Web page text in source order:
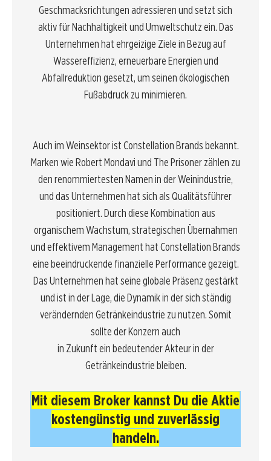
Geschmacksrichtungen adressieren und setzt sich
aktiv für Nachhaltigkeit und Umweltschutz ein. Das
Unternehmen hat ehrgeizige Ziele in Bezug auf
Wassereffizienz, erneuerbare Energien und
Abfallreduktion gesetzt, um seinen ökologischen
Fußabdruck zu minimieren.
Auch im Weinsektor ist Constellation Brands bekannt.
Marken wie Robert Mondavi und The Prisoner zählen zu
den renommiertesten Namen in der Weinindustrie,
und das Unternehmen hat sich als Qualitätsführer
positioniert. Durch diese Kombination aus
organischem Wachstum, strategischen Übernahmen
und effektivem Management hat Constellation Brands
eine beeindruckende finanzielle Performance gezeigt.
Das Unternehmen hat seine globale Präsenz gestärkt
und ist in der Lage, die Dynamik in der sich ständig
verändernden Getränkeindustrie zu nutzen. Somit
sollte der Konzern auch
in Zukunft ein bedeutender Akteur in der
Getränkeindustrie bleiben.
Mit diesem Broker kannst Du die Aktie
kostengünstig und zuverlässig
handeln.